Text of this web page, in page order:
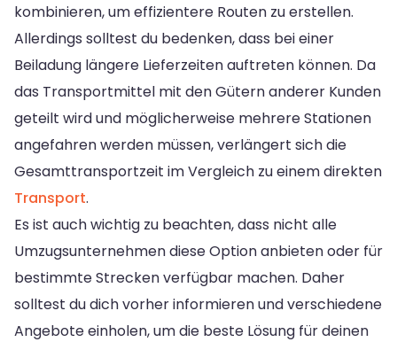
kombinieren, um effizientere Routen zu erstellen.
Allerdings solltest du bedenken, dass bei einer
Beiladung längere Lieferzeiten auftreten können. Da
das Transportmittel mit den Gütern anderer Kunden
geteilt wird und möglicherweise mehrere Stationen
angefahren werden müssen, verlängert sich die
Gesamttransportzeit im Vergleich zu einem direkten
Transport.
Es ist auch wichtig zu beachten, dass nicht alle
Umzugsunternehmen diese Option anbieten oder für
bestimmte Strecken verfügbar machen. Daher
solltest du dich vorher informieren und verschiedene
Angebote einholen, um die beste Lösung für deinen